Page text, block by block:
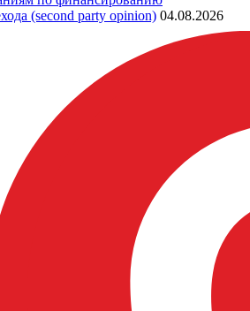
(second party opinion) 04.08.2026